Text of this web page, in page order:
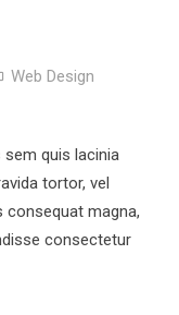
Web Design
quis lacinia
tortor, vel
consequat magna,
consectetur